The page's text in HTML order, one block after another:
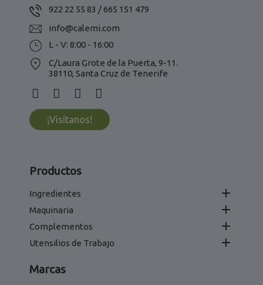
922 22 55 83 / 665 151 479
info@calemi.com
L - V: 8:00 - 16:00
C/Laura Grote de la Puerta, 9-11.
38110, Santa Cruz de Tenerife
¡Visítanos!
Productos
Ingredientes 
Maquinaria 
Complementos 
Utensilios de Trabajo 
Marcas